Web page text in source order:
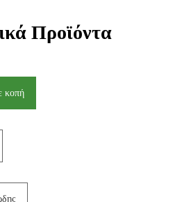
Προϊόντα
κοπή